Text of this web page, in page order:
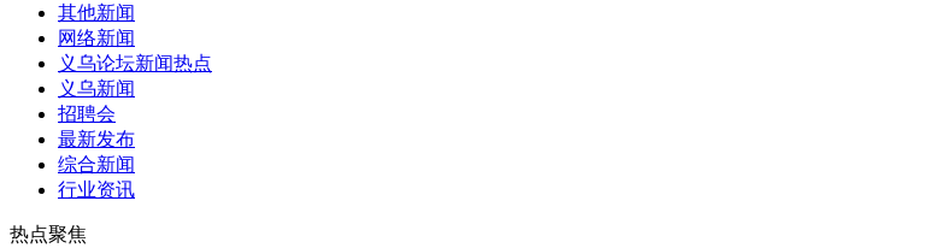
其他新闻
网络新闻
义乌论坛新闻热点
义乌新闻
招聘会
最新发布
综合新闻
行业资讯
热点聚焦